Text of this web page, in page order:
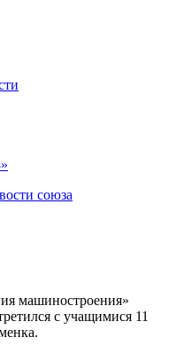
союза
машиностроения»
с учащимися 11